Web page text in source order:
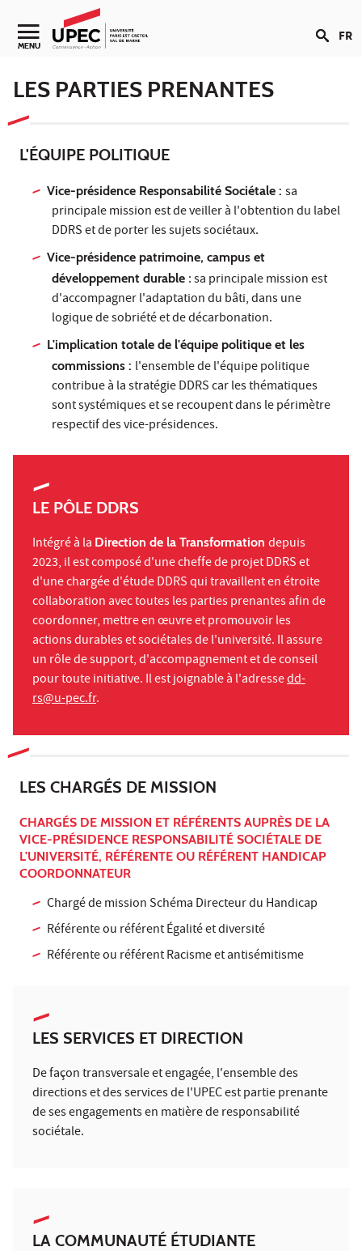
Aller au contenu
Navigation secondaire
MENU FR
LES PARTIES PRENANTES
L'ÉQUIPE POLITIQUE
Vice-présidence Responsabilité Sociétale :sa
principale mission est de veiller à l'obtention du label
DDRS et de porter les sujets sociétaux.
Vice-présidence patrimoine, campus et
développement durable : sa principale mission est
d'accompagner l'adaptation du bâti, dans une
logique de sobriété et de décarbonation.
L'implication totale de l'équipe politique et les
commissions : l'ensemble de l'équipe politique
contribue à la stratégie DDRS car les thématiques
sont systémiques et se recoupent dans le périmètre
respectif des vice-présidences.
LE PÔLE DDRS
Intégré à la Direction de la Transformation depuis
2023, il est composé d'une cheffe de projet DDRS et
d'une chargée d'étude DDRS qui travaillent en étroite
collaboration avec toutes les parties prenantes afin de
coordonner, mettre en œuvre et promouvoir les
actions durables et sociétales de l'université. Il assure
un rôle de support, d'accompagnement et de conseil
pour toute initiative. Il est joignable à l'adressedd-
rs@u-pec.fr.
LES CHARGÉS DE MISSION
CHARGÉS DE MISSION ET RÉFÉRENTS AUPRÈS DE LA
VICE-PRÉSIDENCE RESPONSABILITÉ SOCIÉTALE DE
L'UNIVERSITÉ, RÉFÉRENTE OU RÉFÉRENT HANDICAP
COORDONNATEUR
Chargé de mission Schéma Directeur du Handicap
Référente ou référent Égalité et diversité
Référente ou référent Racisme et antisémitisme
LES SERVICES ET DIRECTION
De façon transversale et engagée, l'ensemble des
directions et des services de l'UPEC est partie prenante
de ses engagements en matière de responsabilité
sociétale.
LA COMMUNAUTÉ ÉTUDIANTE